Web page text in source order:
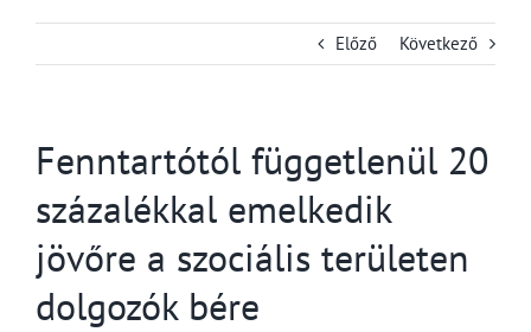
Előző Következő
Fenntartótól függetlenül 20
százalékkal emelkedik
jövőre a szociális területen
dolgozók bére